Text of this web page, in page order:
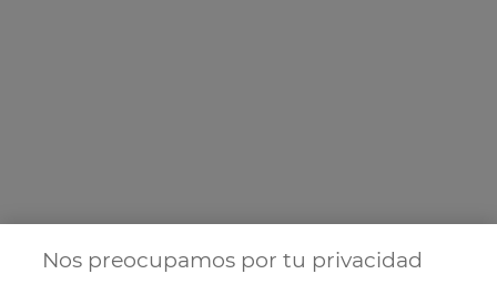
Nos preocupamos por tu privacidad